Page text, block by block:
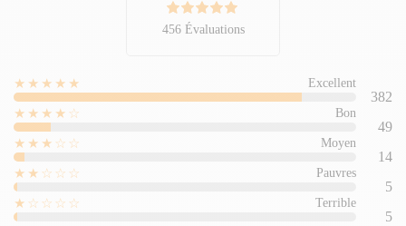
456 Évaluations
★★★★★ Excellent
382
★★★★☆
Bon
49
★★★☆☆
Moyen
14
★★☆☆☆
Pauvres
5
★☆☆☆☆
Terrible
5